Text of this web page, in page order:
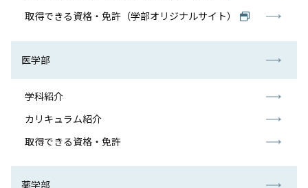
取得できる資格・免許（学部オリジナルサイト）
医学部
学科紹介
カリキュラム紹介
取得できる資格・免許
薬学部